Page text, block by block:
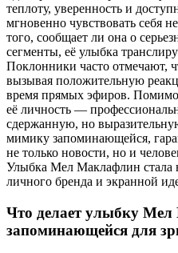
теплоту, уверенность и
мгновенно чувствовать себя
того, сообщает ли она о
сегменты, её улыбка
Поклонники часто отмечают,
вызывая положительную
время прямых эфиров. Помимо
её личность —
сдержанную, но
мимику запоминающейся,
не только новости, но и
Улыбка Мел Маклафлин стала
личного бренда и экранной
Что делает улыбку
запоминающейся для